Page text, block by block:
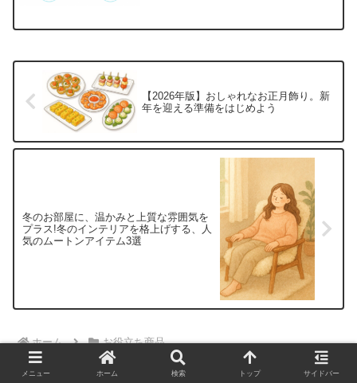
れ...
【2026年版】おしゃれなお正月飾り。新
年を迎える準備をはじめよう
冬のお部屋に、温かみと上質な雰囲気を
プラス!冬のインテリアを格上げする、人
気のムートンアイテム3選
ホーム お役立ち商品
メニュー ホーム 検索 トップ サイドバー